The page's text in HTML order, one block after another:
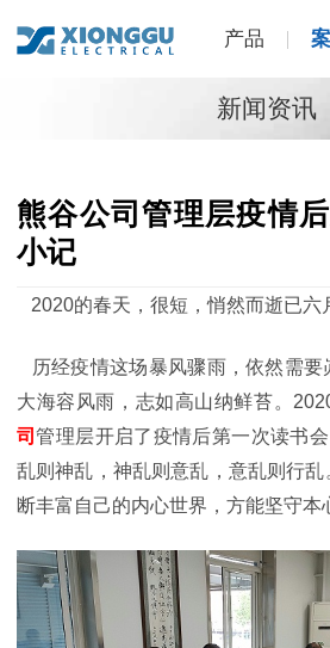
产品
新闻资讯
熊谷公司管理层疫情
小记
2020的春天，很短，悄然而逝已六
历经疫情这场暴风骤雨，依然需要
大海容风雨，志如高山纳鲜苔。
司管理层开启了疫情后第一次读书
乱则神乱，神乱则意乱，意乱则行
断丰富自己的内心世界，方能坚守本